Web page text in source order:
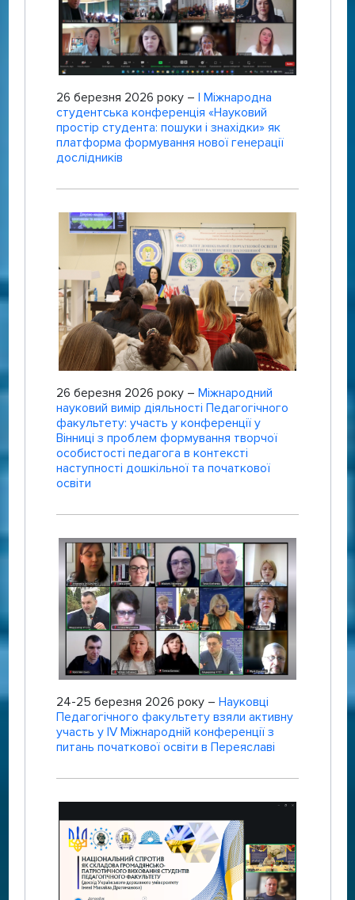
26 березня 2026 року – І Міжнародна
студентська конференція «Науковий
простір студента: пошуки і знахідки» як
платформа формування нової генерації
дослідників
26 березня 2026 року – Міжнародний
науковий вимір діяльності Педагогічного
факультету: участь у конференції у
Вінниці з проблем формування творчої
особистості педагога в контексті
наступності дошкільної та початкової
освіти
24-25 березня 2026 року – Науковці
Педагогічного факультету взяли активну
участь у IV Міжнародній конференції з
питань початкової освіти в Переяславі